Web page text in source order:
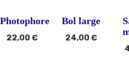
Photophore
22,00 €
Bol large
24,00 €